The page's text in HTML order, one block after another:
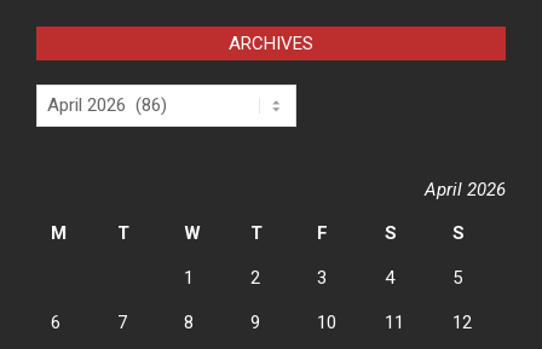
ARCHIVES
Archives
April 2026
M
T W T F S S
1 2 3 4 5
6 7 8 9 10 11 12